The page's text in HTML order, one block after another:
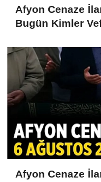
Afyon Cenaze
Bugün Kimler
Afyon Cenaze